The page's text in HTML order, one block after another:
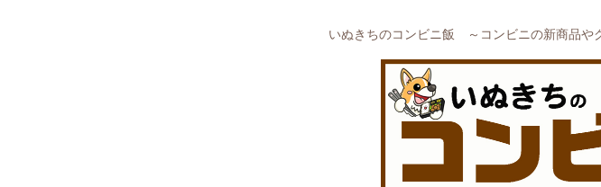
いぬきちのコンビニ飯 ～コンビニの新商品や